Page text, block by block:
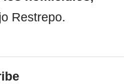
Restrepo.